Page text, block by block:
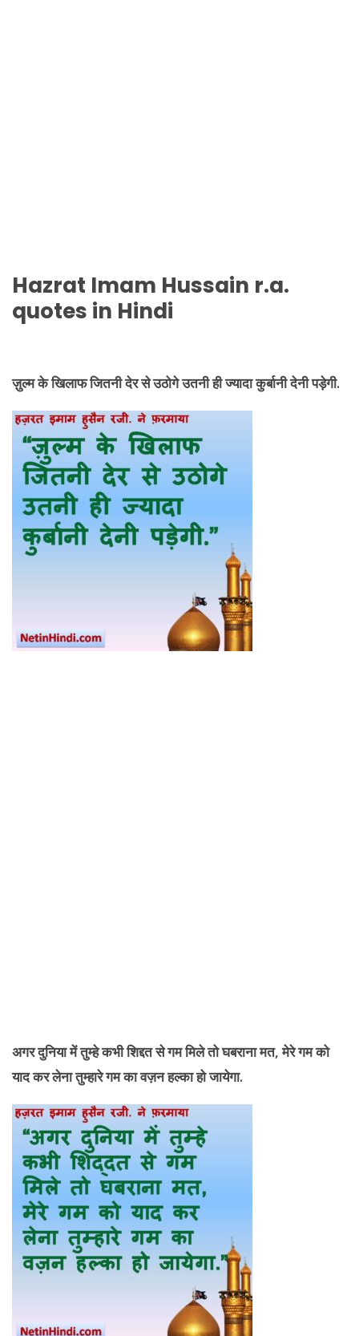
Hazrat Imam Hussain r.a.
quotes in Hindi
ज़ुल्म के खिलाफ जितनी देर से उठोगे उतनी ही ज्यादा कुर्बानी देनी पड़ेगी.
अगर दुनिया में तुम्हे कभी शिद्दत से गम मिले तो घबराना मत, मेरे गम को
याद कर लेना तुम्हारे गम का वज़न हल्का हो जायेगा.